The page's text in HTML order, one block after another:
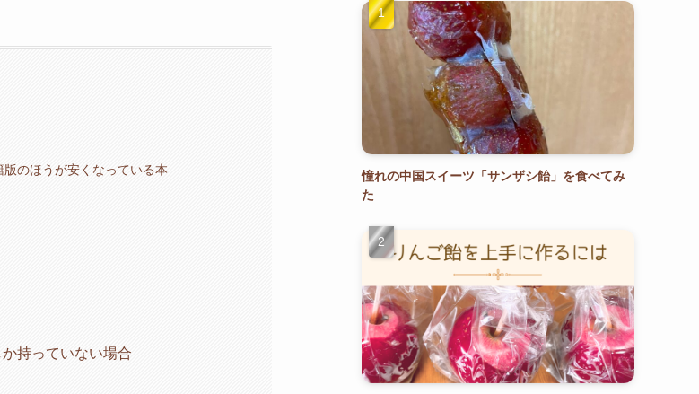
のほうが安くなっている本
持っていない場合
憧れの中国スイーツ「サンザシ飴」を食べてみ
た